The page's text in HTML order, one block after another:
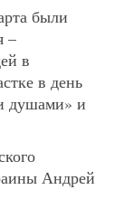
были
–
в
в день
душами» и
Андрей